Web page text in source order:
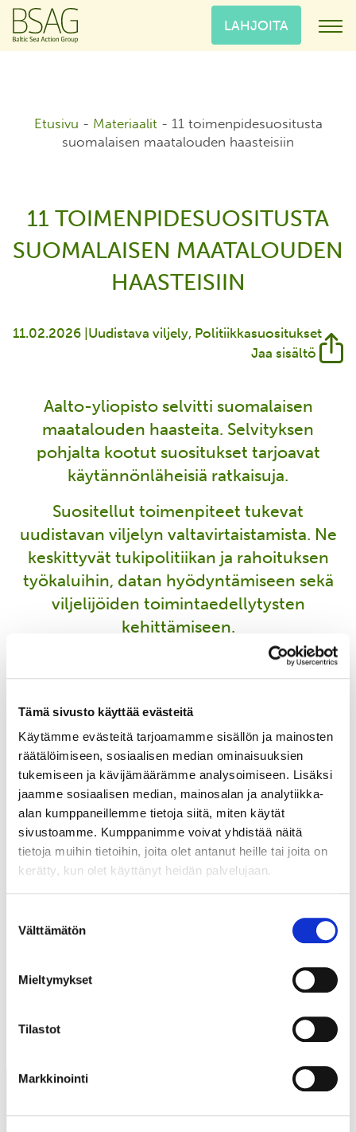
Tämä sivusto käyttää evästeitä
Käytämme evästeitä tarjoamamme sisällön ja mainosten
räätälöimiseen, sosiaalisen median ominaisuuksien
tukemiseen ja kävijämäärämme analysoimiseen. Lisäksi
jaamme sosiaalisen median, mainosalan ja analytiikka-
alan kumppaneillemme tietoja siitä, miten käytät
sivustoamme. Kumppanimme voivat yhdistää näitä
tietoja muihin tietoihin, joita olet antanut heille tai joita on
kerätty, kun olet käyttänyt heidän palvelujaan.
valinta
Välttämätön
Mieltymykset
Tilastot
Markkinointi
LAHJOITA
Etusivu - Materiaalit- 11 toimenpidesuositusta
suomalaisen maatalouden haasteisiin
11 TOIMENPIDESUOSITUSTA
SUOMALAISEN MAATALOUDEN
HAASTEISIIN
11.02.2026 | Uudistava viljely Politiikkasuositukset
Jaa sisältö
Aalto-yliopisto selvitti suomalaisen
maatalouden haasteita. Selvityksen
pohjalta kootut suositukset tarjoavat
käytännönläheisiä ratkaisuja.
Suositellut toimenpiteet tukevat
uudistavan viljelyn valtavirtaistamista. Ne
keskittyvät tukipolitiikan ja rahoituksen
työkaluihin, datan hyödyntämiseen sekä
viljelijöiden toimintaedellytysten
kehittämiseen.
OTA YHTEYTTÄ
Pieta Jarva
Toimitusjohtaja
+358 50 338 1096
Tutustu
LUE MYÖS